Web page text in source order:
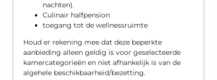
nachten).
Culinair halfpension
toegang tot de wellnessruimte
Houd er rekening mee dat deze beperkte
aanbieding alleen geldig is voor geselecteerde
kamercategorieën en niet afhankelijk is van de
algehele beschikbaarheid/bezetting.